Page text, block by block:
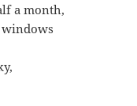
a month,